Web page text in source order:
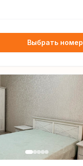
Выбрать номер